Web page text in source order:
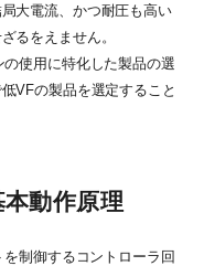
大電流、かつ耐圧も高い
るをえません。
使用に特化した製品の選
VFの製品を選定すること
動作原理
制御するコントローラ回